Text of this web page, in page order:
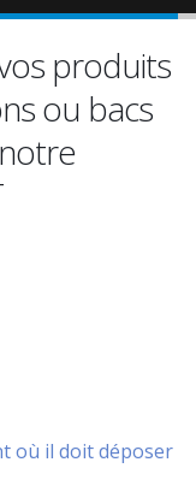
produits
ou bacs
où il doit déposer